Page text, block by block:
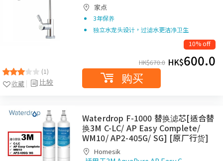
(1)
比较
收藏
家点
3年保养
独立水龙头设计，过滤水更洁净卫生
10% off
HK$670.0 HK$600.0
购买
Waterdrop F-1000 替换滤芯[适合替
换3M C-LC/ AP Easy Complete/
WM10/ AP2-405G/ SG] [原厂行货]
Homesik